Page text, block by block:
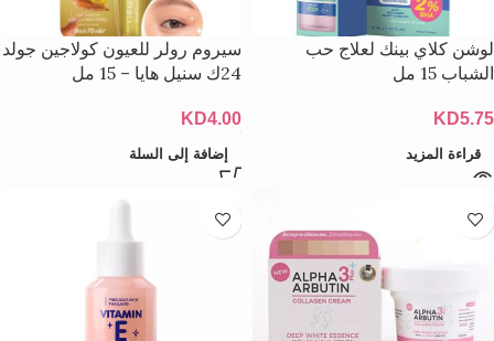
لوشن كلاي بينك لعلاج حب
الشباب 15 مل
KD5.75
قراءة المزيد
سيروم رولر للعيون كولاجين جولد
24ك سنيل هايا – 15 مل
KD4.00
إضافة إلى السلة